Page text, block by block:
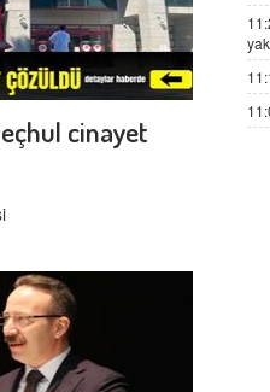
cinayet